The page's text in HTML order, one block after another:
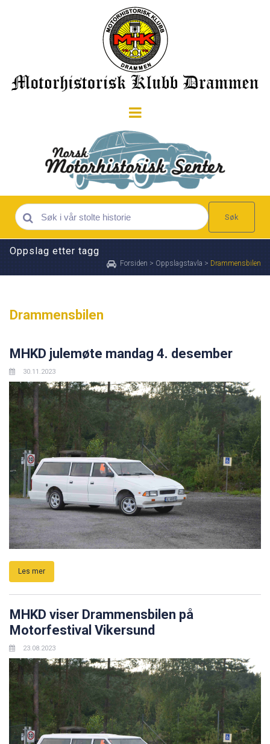
Søk
Oppslag etter tagg
Forsiden > Oppslagstavla > Drammensbilen
Drammensbilen
MHKD julemøte mandag 4. desember
30.11.2023
Les mer
MHKD viser Drammensbilen på
Motorfestival Vikersund
23.08.2023